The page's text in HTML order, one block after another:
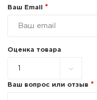
Ваш Email *
Оценка товара
Ваш вопрос или отзыв *